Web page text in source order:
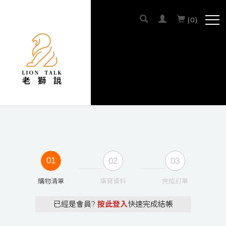
(0)
01
購物清單
02
填寫資料
03
完成訂單
已經是會員? 按此登入快速完成結帳